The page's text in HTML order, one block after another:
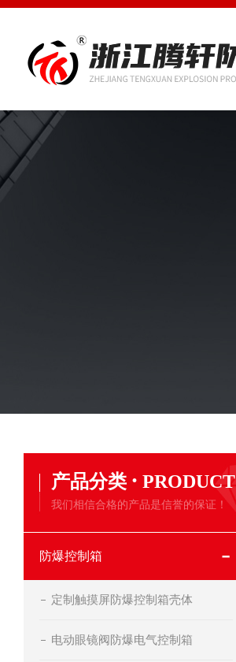
产品分类 · PRODUCT
我们相信合格的产品是信誉的保证！
防爆控制箱
定制触摸屏防爆控制箱壳体
电动眼镜阀防爆电气控制箱